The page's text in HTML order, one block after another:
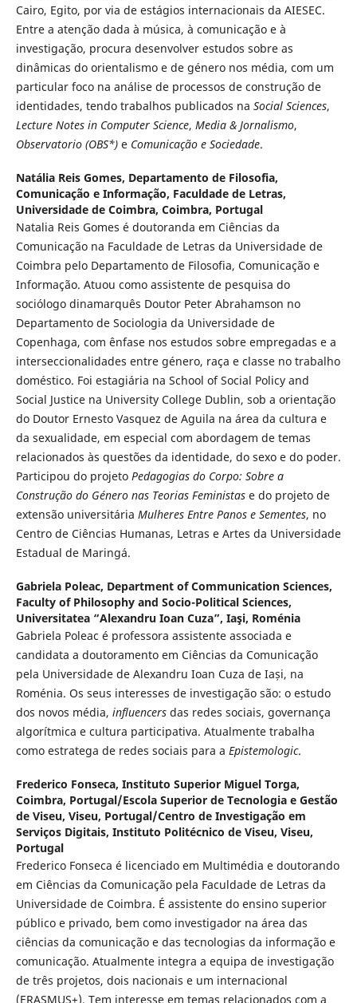
Cairo, Egito, por via de estágios internacionais da AIESEC.
Entre a atenção dada à música, à comunicação e à
investigação, procura desenvolver estudos sobre as
dinâmicas do orientalismo e de género nos média, com um
particular foco na análise de processos de construção de
identidades, tendo trabalhos publicados na Social Sciences,
Lecture Notes in Computer Science, Media & Jornalismo,
Observatorio (OBS*)e Comunicação e Sociedade.
Natália Reis Gomes, Departamento de Filosofia,
Comunicação e Informação, Faculdade de Letras,
Universidade de Coimbra, Coimbra, Portugal
Natalia Reis Gomes é doutoranda em Ciências da
Comunicação na Faculdade de Letras da Universidade de
Coimbra pelo Departamento de Filosofia, Comunicação e
Informação. Atuou como assistente de pesquisa do
sociólogo dinamarquês Doutor Peter Abrahamson no
Departamento de Sociologia da Universidade de
Copenhaga, com ênfase nos estudos sobre empregadas e a
interseccionalidades entre género, raça e classe no trabalho
doméstico. Foi estagiária na School of Social Policy and
Social Justice na University College Dublin, sob a orientação
do Doutor Ernesto Vasquez de Aguila na área da cultura e
da sexualidade, em especial com abordagem de temas
relacionados às questões da identidade, do sexo e do poder.
Participou do projeto Pedagogias do Corpo: Sobre a
Construção do Género nas Teorias Feministase do projeto de
extensão universitária Mulheres Entre Panos e Sementes, no
Centro de Ciências Humanas, Letras e Artes da Universidade
Estadual de Maringá.
Gabriela Poleac, Department of Communication Sciences,
Faculty of Philosophy and Socio-Political Sciences,
Universitatea “Alexandru Ioan Cuza”, Iaşi, Roménia
Gabriela Poleac é professora assistente associada e
candidata a doutoramento em Ciências da Comunicação
pela Universidade de Alexandru Ioan Cuza de Iași, na
Roménia. Os seus interesses de investigação são: o estudo
dos novos média, influencersdas redes sociais, governança
algorítmica e cultura participativa. Atualmente trabalha
como estratega de redes sociais para a Epistemologic.
Frederico Fonseca, Instituto Superior Miguel Torga,
Coimbra, Portugal/Escola Superior de Tecnologia e Gestão
de Viseu, Viseu, Portugal/Centro de Investigação em
Serviços Digitais, Instituto Politécnico de Viseu, Viseu,
Portugal
Frederico Fonseca é licenciado em Multimédia e doutorando
em Ciências da Comunicação pela Faculdade de Letras da
Universidade de Coimbra. É assistente do ensino superior
público e privado, bem como investigador na área das
ciências da comunicação e das tecnologias da informação e
comunicação. Atualmente integra a equipa de investigação
de três projetos, dois nacionais e um internacional
(ERASMUS+). Tem interesse em temas relacionados com a